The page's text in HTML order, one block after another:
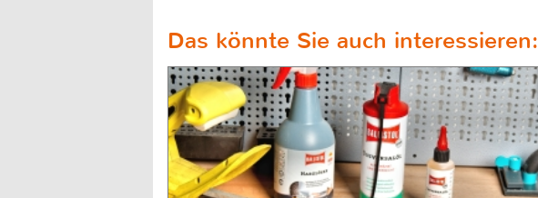
Das könnte Sie auch interessieren: